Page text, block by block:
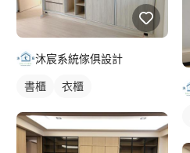
沐宸系統傢俱設計
書櫃 衣櫃